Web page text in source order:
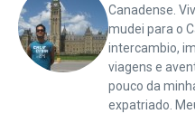
Canadense.
mudei para o
intercambio,
viagens e
pouco da
expatriado.